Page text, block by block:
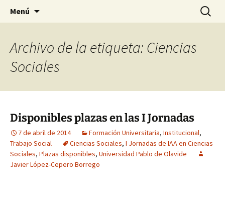
HABIER – Vínculo humano-
animal: Intervenciones,
Formación e Investigación
HABIER – Human-animal bond in
interventions, education & research
Menú Buscar:
Archivo de la etiqueta: Ciencias
Sociales
Disponibles plazas en las I Jornadas
7 de abril de 2014 Formación Universitaria, Institucional,
Trabajo Social
Ciencias Sociales, I Jornadas de IAA en Ciencias
Sociales, Plazas disponibles, Universidad Pablo de Olavide
Javier López-Cepero Borrego